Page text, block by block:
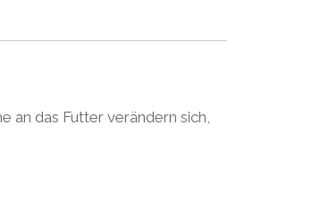
an das Futter verändern sich,